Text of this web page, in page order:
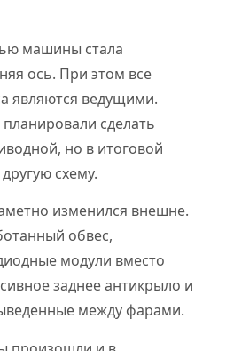
машины стала
ось. При этом все
являются ведущими.
сделать
но в итоговой
схему.
изменился внешне.
обвес,
модули вместо
заднее антикрыло и
между фарами.